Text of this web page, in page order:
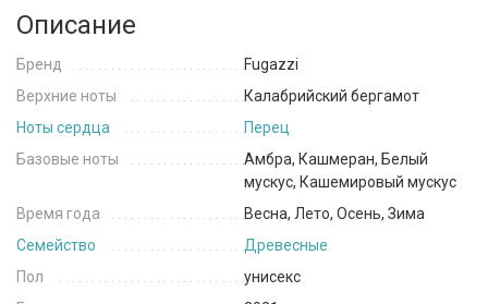
Описание
Бренд
Fugazzi
Верхние ноты
Калабрийский бергамот
Ноты сердца
Перец
Базовые ноты
Амбра, Кашмеран, Белый
мускус, Кашемировый мускус
Время года
Весна, Лето, Осень, Зима
Семейство
Древесные
Пол
унисекс